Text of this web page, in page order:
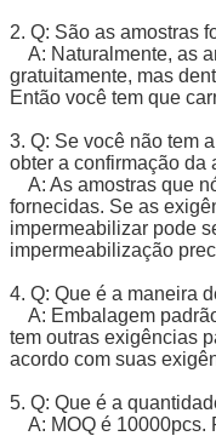
2. Q: São as amostras
A: Naturalmente, as
gratuitamente, mas
Então você tem que
3. Q: Se você não tem
obter a confirmação da
A: As amostras que
fornecidas. Se as
impermeabilizar pode
impermeabilização
4. Q: Que é a maneira
A: Embalagem
tem outras exigências
acordo com suas
5. Q: Que é a
A: MOQ é 10000pcs.